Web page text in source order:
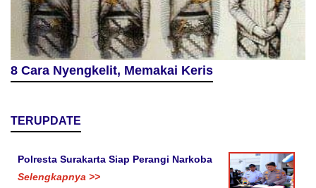
8 Cara Nyengkelit, Memakai Keris
TERUPDATE
Polresta Surakarta Siap Perangi Narkoba
Selengkapnya >>